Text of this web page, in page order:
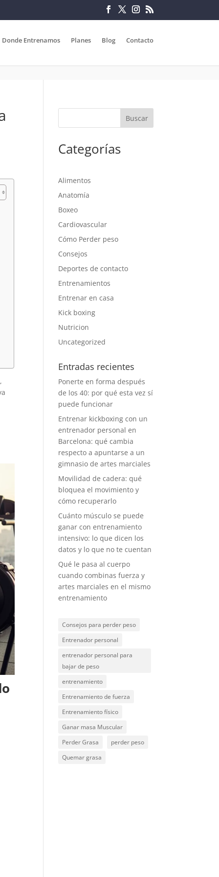
Donde Entrenamos Planes Blog Contacto
Categorías
Alimentos
Anatomía
Boxeo
Cardiovascular
Cómo Perder peso
Consejos
Deportes de contacto
Entrenamientos
Entrenar en casa
Kick boxing
Nutricion
Uncategorized
Entradas recientes
Ponerte en forma después
de los 40: por qué esta vez sí
puede funcionar
Entrenar kickboxing con un
entrenador personal en
Barcelona: qué cambia
respecto a apuntarse a un
gimnasio de artes marciales
Movilidad de cadera: qué
bloquea el movimiento y
cómo recuperarlo
Cuánto músculo se puede
ganar con entrenamiento
intensivo: lo que dicen los
datos y lo que no te cuentan
Qué le pasa al cuerpo
cuando combinas fuerza y
artes marciales en el mismo
entrenamiento
Consejos para perder peso
Entrenador personal
entrenador personal para
bajar de peso
entrenamiento
Entrenamiento de fuerza
Entrenamiento físico
Ganar masa Muscular
Perder Grasa
perder peso
Quemar grasa